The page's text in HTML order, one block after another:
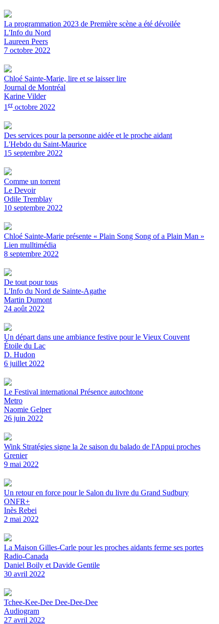
La programmation 2023 de Première scène a été dévoilée
L'Info du Nord
Laureen Peers
7 octobre 2022
Chloé Sainte-Marie, lire et se laisser lire
Journal de Montréal
Karine Vilder
1 eroctobre 2022
Des services pour la personne aidée et le proche aidant
L'Hebdo du Saint-Maurice
15 septembre 2022
Comme un torrent
Le Devoir
Odile Tremblay
10 septembre 2022
Chloé Sainte-Marie présente « Plain Song Song of a Plain Man »
Lien mulltimédia
8 septembre 2022
De tout pour tous
L'Info du Nord de Sainte-Agathe
Martin Dumont
24 août 2022
Un départ dans une ambiance festive pour le Vieux Couvent
Étoile du Lac
D. Hudon
6 juillet 2022
Le Festival international Présence autochtone
Metro
Naomie Gelper
26 juin 2022
Wink Stratégies signe la 2e saison du balado de l'Appui proches
Grenier
9 mai 2022
Un retour en force pour le Salon du livre du Grand Sudbury
ONFR+
Inès Rebei
2 mai 2022
La Maison Gilles-Carle pour les proches aidants ferme ses portes
Radio-Canada
Daniel Boily et Davide Gentile
30 avril 2022
Tchee-Kee-Dee Dee-Dee-Dee
Audiogram
27 avril 2022